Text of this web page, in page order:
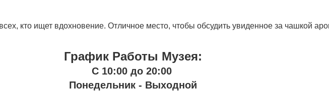
кто ищет вдохновение. Отличное место, чтобы обсудить увиденное за чашкой
График Работы Музея:
C 10:00 до 20:00
Понедельник - Выходной